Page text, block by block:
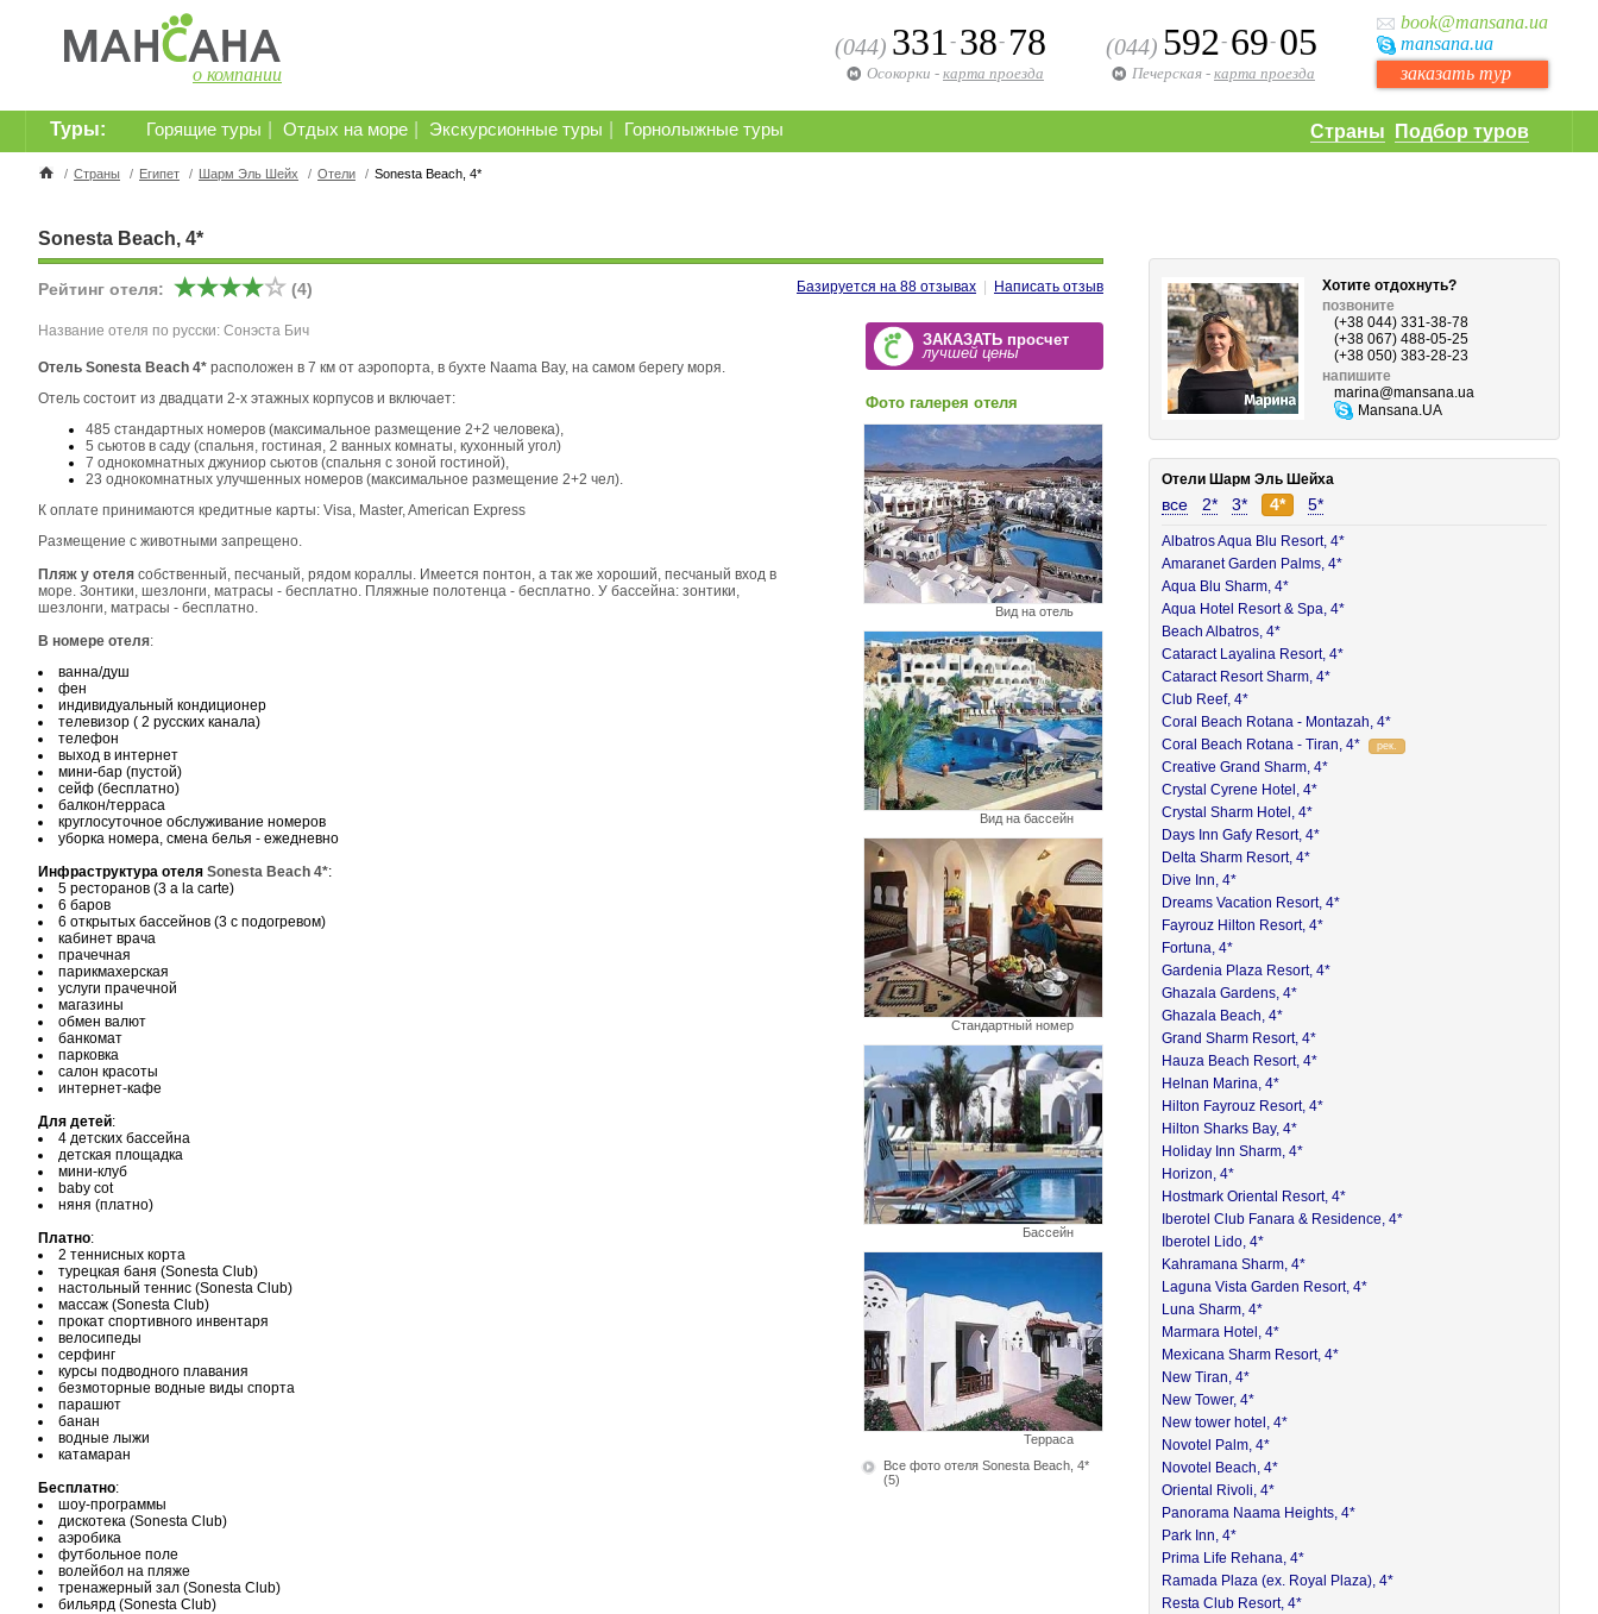
о компании
book@mansana.ua
mansana.ua
заказать тур
(044) 592- 69- 05
Печерская - карта проезда
(044) 331 - 38- 78
Осокорки - карта проезда
Страны Подбор туров
Горящие туры Отдых на море Экскурсионные туры Горнолыжные туры
Туры:
/ Страны / Египет / Шарм Эль Шейх / Отели / Sonesta Beach, 4*
Sonesta Beach, 4*
Рейтинг отеля: (4) Базируется на 88 отзывах Написать отзыв
Название отеля по русски: Сонэста Бич
Отель Sonesta Beach 4* расположен в 7 км от аэропорта, в бухте Naama Bay, на самом берегу моря.
Отель состоит из двадцати 2-х этажных корпусов и включает:
485 стандартных номеров (максимальное размещение 2+2 человека),
5 сьютов в саду (спальня, гостиная, 2 ванных комнаты, кухонный угол)
7 однокомнатных джуниор сьютов (спальня с зоной гостиной),
23 однокомнатных улучшенных номеров (максимальное размещение 2+2 чел).
К оплате принимаются кредитные карты: Visa, Master, American Express
Размещение с животными запрещено.
Пляж у отеля собственный, песчаный, рядом кораллы. Имеется понтон, а так же хороший, песчаный вход в
море. Зонтики, шезлонги, матрасы - бесплатно. Пляжные полотенца - бесплатно. У бассейна: зонтики,
шезлонги, матрасы - бесплатно.
В номере отеля:
ванна/душ
фен
индивидуальный кондиционер
телевизор ( 2 русских канала)
телефон
выход в интернет
мини-бар (пустой)
сейф (бесплатно)
балкон/терраса
круглосуточное обслуживание номеров
уборка номера, смена белья - ежедневно
Инфраструктура отеля Sonesta Beach 4*:
5 ресторанов (3 a la carte)
6 баров
6 открытых бассейнов (3 с подогревом)
кабинет врача
прачечная
парикмахерская
услуги прачечной
магазины
обмен валют
банкомат
парковка
салон красоты
интернет-кафе
Для детей:
4 детских бассейна
детская площадка
мини-клуб
baby cot
няня (платно)
Платно:
2 теннисных корта
турецкая баня (Sonesta Club)
настольный теннис (Sonesta Club)
массаж (Sonesta Club)
прокат спортивного инвентаря
велосипеды
серфинг
курсы подводного плавания
безмоторные водные виды спорта
парашют
банан
водные лыжи
катамаран
Бесплатно:
шоу-программы
дискотека (Sonesta Club)
аэробика
футбольное поле
волейбол на пляже
тренажерный зал (Sonesta Club)
бильярд (Sonesta Club)
ЗАКАЗАТЬ просчет
лучшей цены
Фото галерея отеля
Вид на отель
Вид на бассейн
Стандартный номер
Бассейн
Терраса
Все фото отеля Sonesta Beach, 4*
(5)
Хотите отдохнуть?
позвоните
(+38 044) 331-38-78
(+38 067) 488-05-25
(+38 050) 383-28-23
напишите
marina@mansana.ua
Mansana.UA
Отели Шарм Эль Шейха
все 2* 3* 4* 5*
Albatros Aqua Blu Resort, 4*
Amaranet Garden Palms, 4*
Aqua Blu Sharm, 4*
Aqua Hotel Resort & Spa, 4*
Beach Albatros, 4*
Cataract Layalina Resort, 4*
Cataract Resort Sharm, 4*
Club Reef, 4*
Coral Beach Rotana - Montazah, 4*
Coral Beach Rotana - Tiran, 4*
рек.
Creative Grand Sharm, 4*
Crystal Cyrene Hotel, 4*
Crystal Sharm Hotel, 4*
Days Inn Gafy Resort, 4*
Delta Sharm Resort, 4*
Dive Inn, 4*
Dreams Vacation Resort, 4*
Fayrouz Hilton Resort, 4*
Fortuna, 4*
Gardenia Plaza Resort, 4*
Ghazala Gardens, 4*
Ghazala Beach, 4*
Grand Sharm Resort, 4*
Hauza Beach Resort, 4*
Helnan Marina, 4*
Hilton Fayrouz Resort, 4*
Hilton Sharks Bay, 4*
Holiday Inn Sharm, 4*
Horizon, 4*
Hostmark Oriental Resort, 4*
Iberotel Club Fanara & Residence, 4*
Iberotel Lido, 4*
Kahramana Sharm, 4*
Laguna Vista Garden Resort, 4*
Luna Sharm, 4*
Marmara Hotel, 4*
Mexicana Sharm Resort, 4*
New Tiran, 4*
New Tower, 4*
New tower hotel, 4*
Novotel Palm, 4*
Novotel Beach, 4*
Oriental Rivoli, 4*
Panorama Naama Heights, 4*
Park Inn, 4*
Prima Life Rehana, 4*
Ramada Plaza (ex. Royal Plaza), 4*
Resta Club Resort, 4*